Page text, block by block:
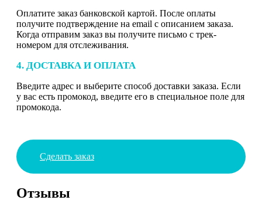
Оплатите заказ банковской картой. После оплаты
получите подтверждение на email с описанием заказа.
Когда отправим заказ вы получите письмо с трек-
номером для отслеживания.
4. ДОСТАВКА И ОПЛАТА
Введите адрес и выберите способ доставки заказа. Если
у вас есть промокод, введите его в специальное поле для
промокода.
Сделать заказ
Отзывы